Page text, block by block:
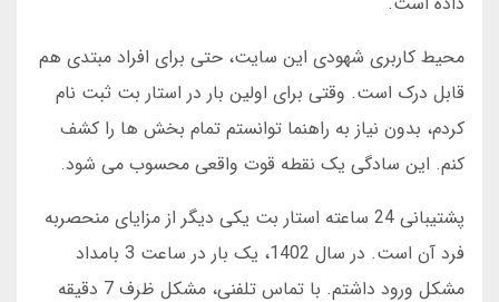
محیط کاربری شهودی این سایت، حتی برای افراد مبتدی هم
قابل درک است. وقتی برای اولین بار در استار بت ثبت نام
کردم، بدون نیاز به راهنما توانستم تمام بخش ها را کشف
کنم. این سادگی یک نقطه قوت واقعی محسوب می شود.
پشتیبانی 24 ساعته استار بت یکی دیگر از مزایای منحصربه
فرد آن است. در سال 1402، یک بار در ساعت 3 بامداد
مشکل ورود داشتم. با تماس تلفنی، مشکل ظرف 7 دقیقه